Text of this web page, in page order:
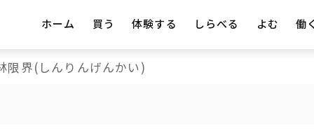
ホーム 買う 体験する しらべる よむ 働
限界(しんりんげんかい)